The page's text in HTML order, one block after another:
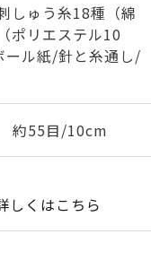
しゅう糸18種（綿
ポリエステル10
ル紙/針と糸通し/
約55目/10cm
しくはこちら